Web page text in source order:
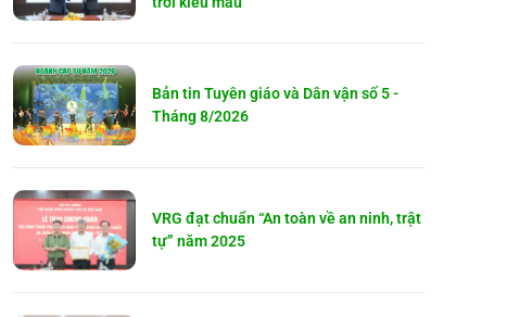
Bản tin Tuyên giáo và Dân vận số 5 -
Tháng 8/2026
VRG đạt chuẩn “An toàn về an ninh, trật
tự” năm 2025